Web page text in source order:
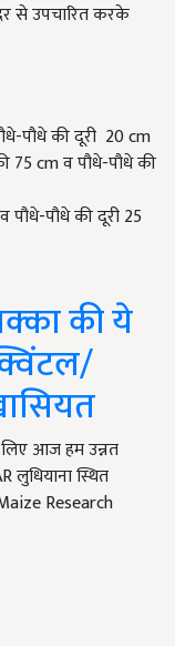
से उपचारित करके
पौधे की दूरी 20 cm
cm व पौधे-पौधे की
पौधे की दूरी 25
की ये
आज हम उन्नत
लुधियाना स्थित
Research